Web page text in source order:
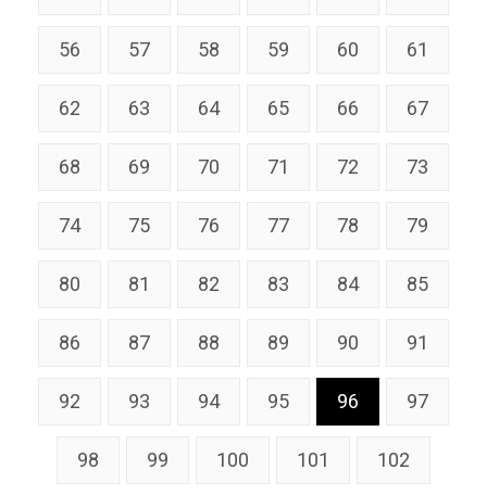
56 57 58 59 60 61
62 63 64 65 66 67
68 69 70 71 72 73
74 75 76 77 78 79
80 81 82 83 84 85
86 87 88 89 90 91
92 93 94 95 96 97
98 99 100 101 102